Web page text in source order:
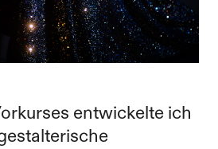
entwickelte ich